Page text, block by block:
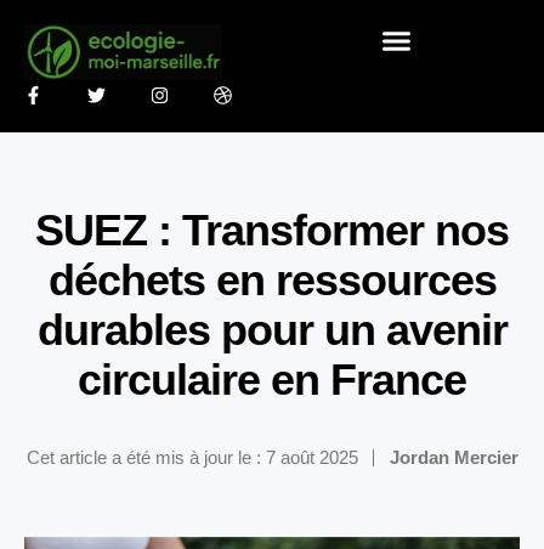
SUEZ : Transformer nos
déchets en ressources
durables pour un avenir
circulaire en France
Cet article a été mis à jour le : 7 août 2025 Jordan Mercier